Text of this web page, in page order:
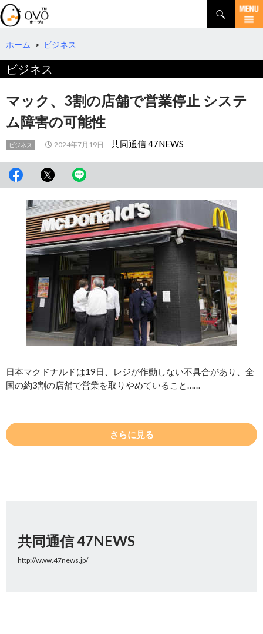
検
索
コ
テ
へ
ホーム > ビジネス
ビジネス
マック、3割の店舗で営業停止 システ
ム障害の可能性
ビジネス 2024年7月19日 共同通信 47NEWS
日本マクドナルドは19日、レジが作動しない不具合があり、全
国の約3割の店舗で営業を取りやめていること……
さらに見る
共同通信 47NEWS
http://www.47news.jp/